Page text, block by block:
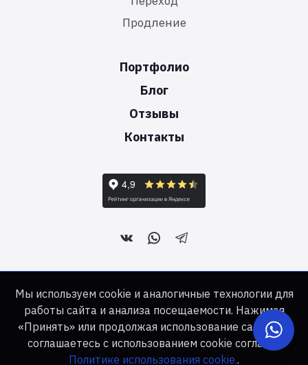
Создать сайт - это наша работа!
Продление
Портфолио
Блог
Отзывы
Контакты
Веб-студия «ЦЕМЕС» © 2006-2026. Все права защищены.
Сайт не является публичной офертой
Мы используем cookie и аналогичные технологии для
работы сайта и анализа посещаемости. Нажимая
«Принять» или продолжая использование сайта, вы
соглашаетесь с использованием cookie согласно
Политике использования cookie..